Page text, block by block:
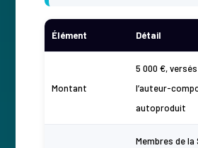
Élément Détail
Montant
5 000 €,
l’auteur-
autoproduit
Membres de la